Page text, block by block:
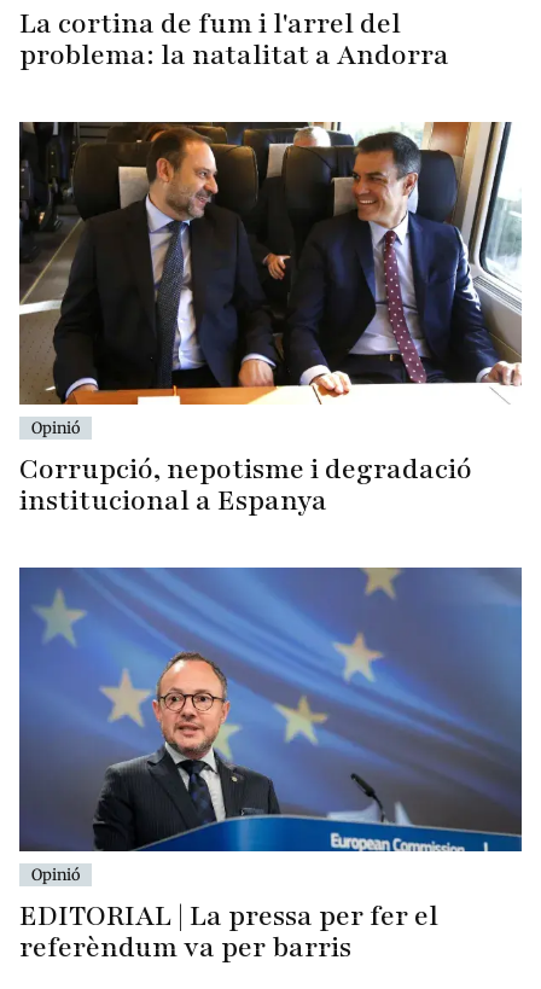
La cortina de fum i l'arrel del
problema: la natalitat a Andorra
Opinió
Corrupció, nepotisme i degradació
institucional a Espanya
Opinió
EDITORIAL | La pressa per fer el
referèndum va per barris